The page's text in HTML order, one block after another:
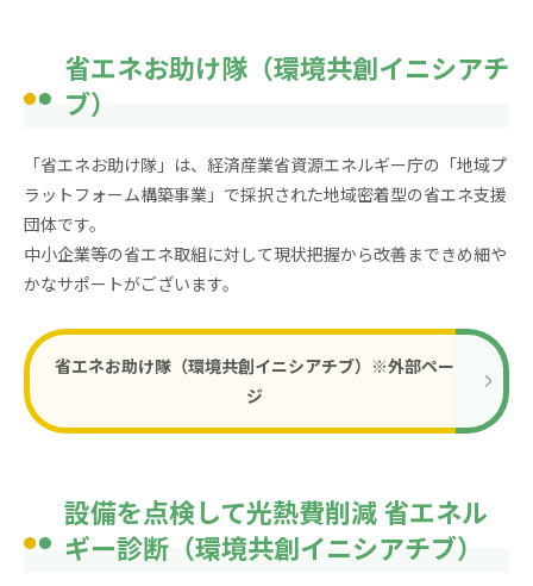
省エネお助け隊（環境共創イニシアチ
ブ）
「省エネお助け隊」は、経済産業省資源エネルギー庁の「地域プ
ラットフォーム構築事業」で採択された地域密着型の省エネ支援
団体です。
中小企業等の省エネ取組に対して現状把握から改善まできめ細や
かなサポートがございます。
省エネお助け隊（環境共創イニシアチブ）※外部ペー
ジ
設備を点検して光熱費削減 省エネル
ギー診断（環境共創イニシアチブ）